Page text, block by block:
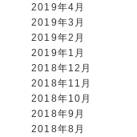
2019年4月
2019年3月
2019年2月
2019年1月
2018年12月
2018年11月
2018年10月
2018年9月
2018年8月